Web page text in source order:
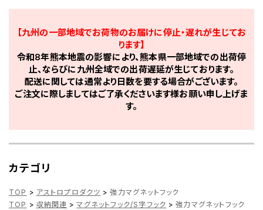
【九州の一部地域でお荷物のお届けに停止・遅れが生じてお
ります】
令和8年熊本地震の影響により、熊本県一部地域での出荷停
止、ならびに九州全域での出荷遅延が生じております。
配送に関しては通常より日数を要する場合がございます。
ご注文に際しましてはご了承くださいます様お願い申し上げま
す。
カテゴリ
TOP > アストロプロダクツ > 強力マグネットフック
TOP > 収納関連 > マグネットフック/S字フック > 強力マグネットフック